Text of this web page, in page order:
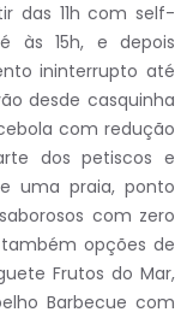
das 11h com self-
às 15h, e depois
ininterrupto até
desde casquinha
com redução
dos petiscos e
uma praia, ponto
com zero
opções de
Frutos do Mar,
Barbecue com